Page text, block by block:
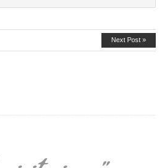
Next Post »